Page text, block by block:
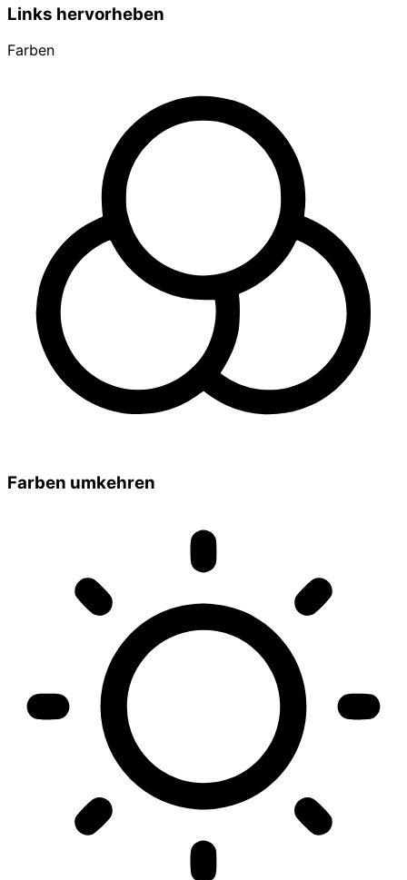
Links hervorheben
Farben
Farben umkehren